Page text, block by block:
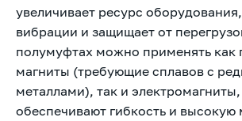
увеличивает ресурс
вибрации и защищает от
полумуфтах можно применять как
магниты (требующие сплавов с
металлами), так и
обеспечивают гибкость и